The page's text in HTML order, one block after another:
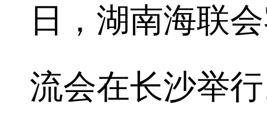
日，湖南海联
流会在长沙举